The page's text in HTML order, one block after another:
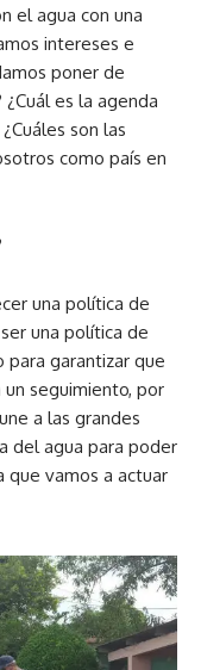
el agua con una
intereses e
poner de
es la agenda
son las
como país en
una política de
una política de
para garantizar que
seguimiento, por
a las grandes
del agua para poder
que vamos a actuar